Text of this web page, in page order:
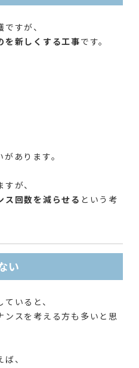
すが、
を新しくする工事です。
あります。
が、
ス回数を減らせる という考
い
いると、
ンスを考える方も多いと思
、